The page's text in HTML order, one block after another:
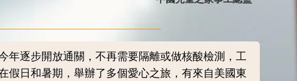
年逐步開放通關，不再需要隔離或做核酸檢測，工
假日和暑期，舉辦了多個愛心之旅，有來自美國東